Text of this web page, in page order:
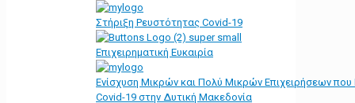
Στήριξη Ρευστότητας Covid-19
Επιχειρηματική Ευκαιρία
Ενίσχυση Μικρών και Πολύ Μικρών Επιχειρήσεων
Covid-19 στην Δυτική Μακεδονία